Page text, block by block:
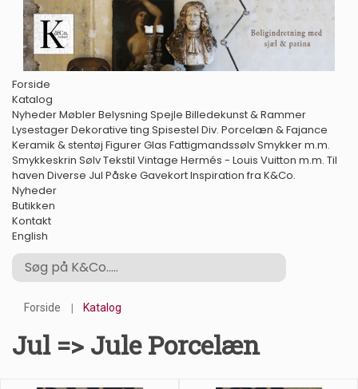
Forside
Katalog
NyhederMøblerBelysning Spejle Billedekunst & Rammer
LysestagerDekorative ting Spisestel Div. Porcelæn & Fajance
Keramik & stentøj FigurerGlas FattigmandssølvSmykker m.m.
Smykkeskrin SølvTekstil Vintage Hermés - Louis Vuitton m.m. Til
haven Diverse Jul Påske GavekortInspiration fra K&Co.
Nyheder
Butikken
Kontakt
English
Forside Katalog
Jul => Jule Porcelæn